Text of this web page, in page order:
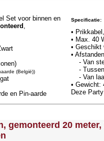
Set voor binnen en
,
(België))
en Pin-aarde
Specificatie:
•
• Max. 40
• Geschikt
•
- Van
- Tussen
- Van
• Gewicht:
Deze
MakeFullWidth12 --><!-- MakeFullWidth13 --><!-- MakeFullWidth14 --><!-- MakeFullWidth15 --><!-- MakeFullWidth16 --><!-- MakeFullWidth17 --><!-- MakeFullWidth18 --><!-- MakeFullWidth19 -->
gemonteerd 20